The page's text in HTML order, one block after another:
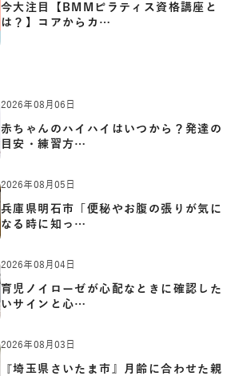
今大注目【BMMピラティス資格講座と
は？】コアからカ…
2026年08月06日
赤ちゃんのハイハイはいつから？発達の
目安・練習方…
2026年08月05日
兵庫県明石市「便秘やお腹の張りが気に
なる時に知っ…
2026年08月04日
育児ノイローゼが心配なときに確認した
いサインと心…
2026年08月03日
『埼玉県さいたま市』月齢に合わせた親